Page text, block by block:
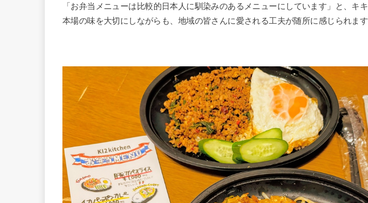
「お弁当メニューは比較的日本人に馴染みのあるメニューにしています」と、キキ
本場の味を大切にしながらも、地域の皆さんに愛される工夫が随所に感じられます